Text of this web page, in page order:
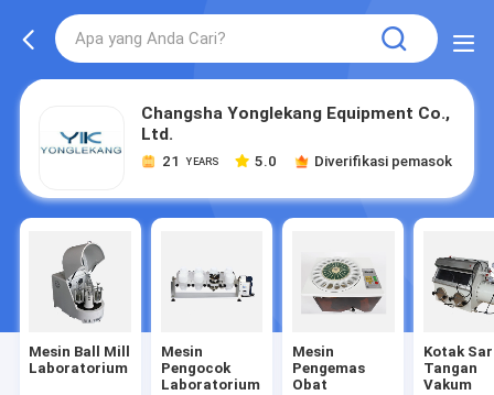
Changsha Yonglekang Equipment Co.,
Ltd.
21 YEARS 5.0 Diverifikasi pemasok
Mesin Ball Mill
Laboratorium
Mesin
Pengocok
Laboratorium
Mesin
Pengemas
Obat
Kotak
Tangan
Vakum